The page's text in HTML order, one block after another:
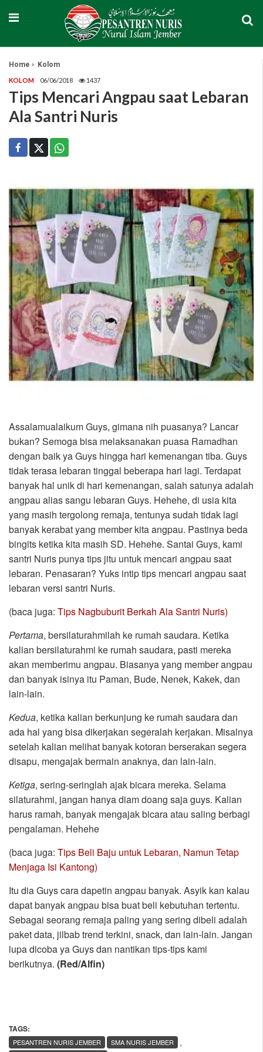
Home Kolom
KOLOM 06/06/2018 1437
Tips Mencari Angpau saat Lebaran
Ala Santri Nuris
Assalamualaikum Guys, gimana nih puasanya? Lancar
bukan? Semoga bisa melaksanakan puasa Ramadhan
dengan baik ya Guys hingga hari kemenangan tiba. Guys
tidak terasa lebaran tinggal beberapa hari lagi. Terdapat
banyak hal unik di hari kemenangan, salah satunya adalah
angpau alias sangu lebaran Guys. Hehehe, di usia kita
yang masih tergolong remaja, tentunya sudah tidak lagi
banyak kerabat yang member kita angpau. Pastinya beda
bingits ketika kita masih SD. Hehehe. Santai Guys, kami
santri Nuris punya tips jitu untuk mencari angpau saat
lebaran. Penasaran? Yuks intip tips mencari angpau saat
lebaran versi santri Nuris.
(baca juga: Tips Nagbuburit Berkah Ala Santri Nuris)
Pertama, bersilaturahmilah ke rumah saudara. Ketika
kalian bersilaturahmi ke rumah saudara, pasti mereka
akan memberimu angpau. Biasanya yang member angpau
dan banyak isinya itu Paman, Bude, Nenek, Kakek, dan
lain-lain.
Kedua, ketika kalian berkunjung ke rumah saudara dan
ada hal yang bisa dikerjakan segeralah kerjakan. Misalnya
setelah kalian melihat banyak kotoran berserakan segera
disapu, mengajak bermain anaknya, dan lain-lain.
Ketiga, sering-seringlah ajak bicara mereka. Selama
silaturahmi, jangan hanya diam doang saja guys. Kalian
harus ramah, banyak mengajak bicara atau saling berbagi
pengalaman. Hehehe
(baca juga: Tips Beli Baju untuk Lebaran, Namun Tetap
Menjaga Isi Kantong)
Itu dia Guys cara dapetin angpau banyak. Asyik kan kalau
dapat banyak angpau bisa buat beli kebutuhan tertentu.
Sebagai seorang remaja paling yang sering dibeli adalah
paket data, jilbab trend terkini, snack, dan lain-lain. Jangan
lupa dicoba ya Guys dan nantikan tips-tips kami
berikutnya. (Red/Alfin)
TAGS:
,
PESANTREN NURIS JEMBER
SMA NURIS JEMBER